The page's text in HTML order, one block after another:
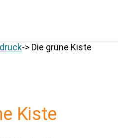
-> Die grüne Kiste
Kiste